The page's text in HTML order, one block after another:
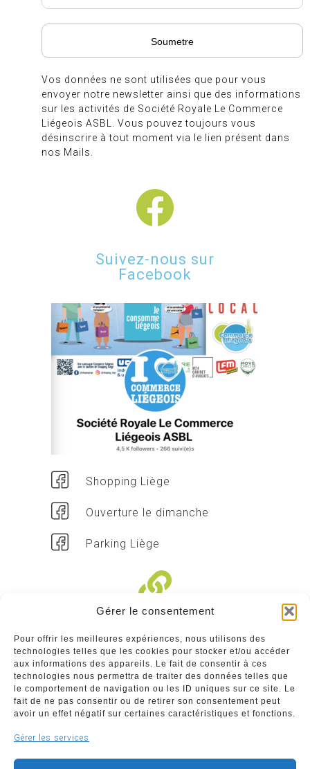
Gérer le consentement
Pour offrir les meilleures expériences, nous utilisons des
technologies telles que les cookies pour stocker et/ou accéder
aux informations des appareils. Le fait de consentir à ces
technologies nous permettra de traiter des données telles que
le comportement de navigation ou les ID uniques sur ce site. Le
fait de ne pas consentir ou de retirer son consentement peut
avoir un effet négatif sur certaines caractéristiques et fonctions.
Gérer les services
Vos données ne sont utilisées que pour vous
envoyer notre newsletter ainsi que des informations
sur les activités de Société Royale Le Commerce
Liégeois ASBL. Vous pouvez toujours vous
désinscrire à tout moment via le lien présent dans
nos Mails.
Suivez-nous sur
Facebook
Shopping Liège
Ouverture le dimanche
Parking Liège
Commerçants
Annuaire des commerçants : insérez gratuitement
votre activité dans notre annuaire sur notre site ci-
dessous